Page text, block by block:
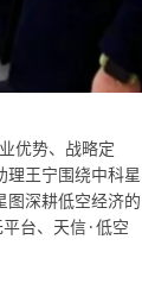
优势、战略定
理王宁围绕中科星
图深耕低空经济的
台、天信·低空